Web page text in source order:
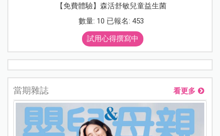
【免費體驗】森活舒敏兒童益生菌
數量: 10 已報名: 453
試用心得撰寫中
當期雜誌 看更多